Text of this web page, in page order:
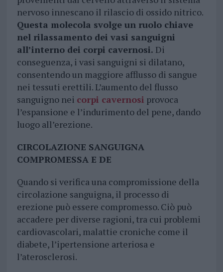
nervoso innescano il rilascio di ossido nitrico.
Questa molecola svolge un ruolo chiave
nel rilassamento dei vasi sanguigni
all’interno dei corpi cavernosi. Di
conseguenza, i vasi sanguigni si dilatano,
consentendo un maggiore afflusso di sangue
nei tessuti erettili. L’aumento del flusso
sanguigno nei corpi cavernosi provoca
l’espansione e l’indurimento del pene, dando
luogo all’erezione.
CIRCOLAZIONE SANGUIGNA
COMPROMESSA E DE
Quando si verifica una compromissione della
circolazione sanguigna, il processo di
erezione può essere compromesso. Ciò può
accadere per diverse ragioni, tra cui problemi
cardiovascolari, malattie croniche come il
diabete, l’ipertensione arteriosa e
l’aterosclerosi.